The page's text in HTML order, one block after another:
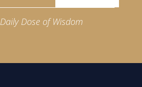
Daily Dose of Wisdom